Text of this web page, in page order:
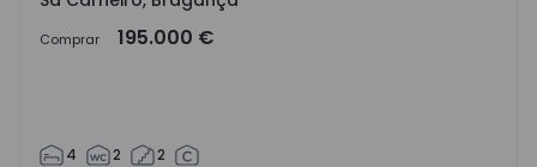
Comprar 195.000 €
4 2 2